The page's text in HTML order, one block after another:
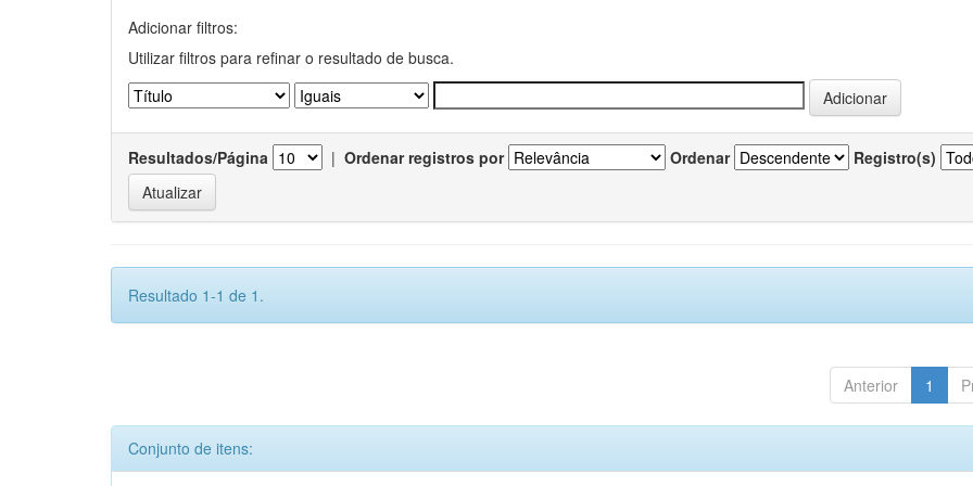
Adicionar filtros:
Utilizar filtros para refinar o resultado de busca.
Resultados/Página | Ordenar registros por Ordenar Registro(s)
Resultado 1-1 de 1.
Anterior 1
Conjunto de itens: